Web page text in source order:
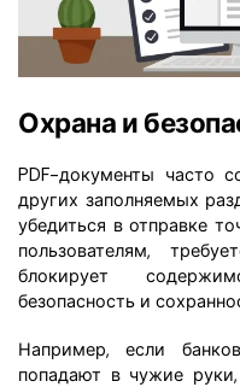
Охрана и
PDF-документы часто
других заполняемых
убедиться в отправке
пользователям,
блокирует
безопасность и
Например, если
попадают в чужие